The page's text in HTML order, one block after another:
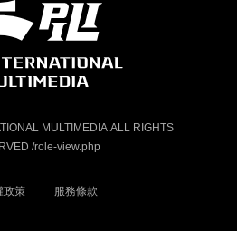
霹靂國際多媒體股份有限公司 PILI
MULTIMEDIA.ALL RIGHTS
/role-view.php
政策 服務條款